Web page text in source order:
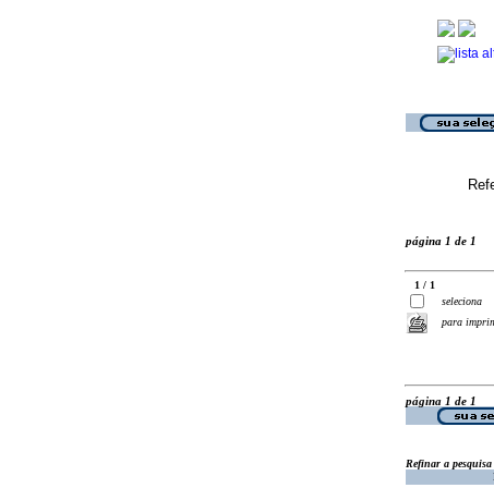
página 1 de 1
1 / 1
seleciona
para
página 1 de 1
Refinar a pesquisa